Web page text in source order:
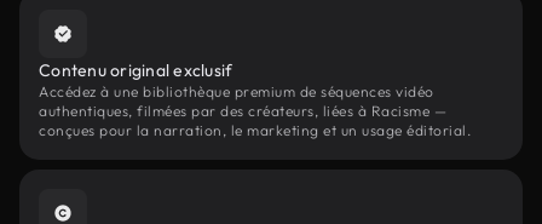
Contenu original exclusif
Accédez à une bibliothèque premium de séquences vidéo
authentiques, filmées par des créateurs, liées à Racisme —
conçues pour la narration, le marketing et un usage éditorial.